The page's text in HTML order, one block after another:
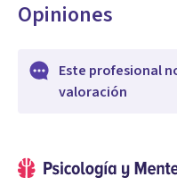
Opiniones
Este profesional
valoración